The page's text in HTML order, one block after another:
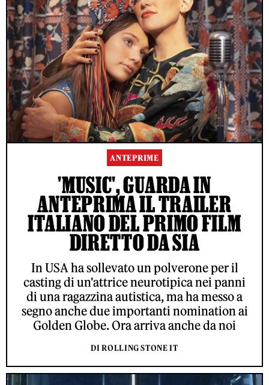
ANTEPRIME
'MUSIC', GUARDA IN
ANTEPRIMA IL TRAILER
ITALIANO DEL PRIMO FILM
DIRETTO DA SIA
In USA ha sollevato un polverone per il
casting di un'attrice neurotipica nei panni
di una ragazzina autistica, ma ha messo a
segno anche due importanti nomination ai
Golden Globe. Ora arriva anche da noi
DI ROLLING STONE IT